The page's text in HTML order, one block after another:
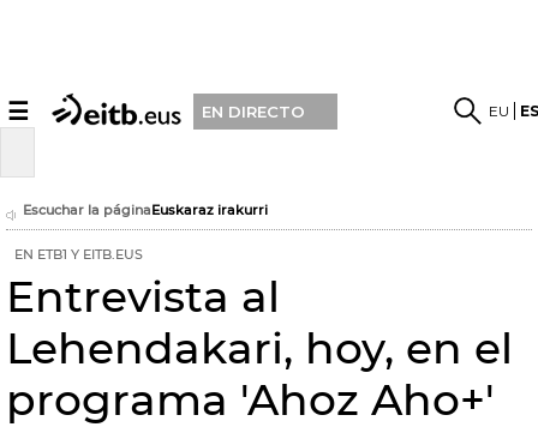
☰ EN DIRECTO EU
Escuchar la páginaEuskaraz irakurri
EN ETB1 Y EITB.EUS
Entrevista al
Lehendakari, hoy, en el
programa 'Ahoz Aho+'